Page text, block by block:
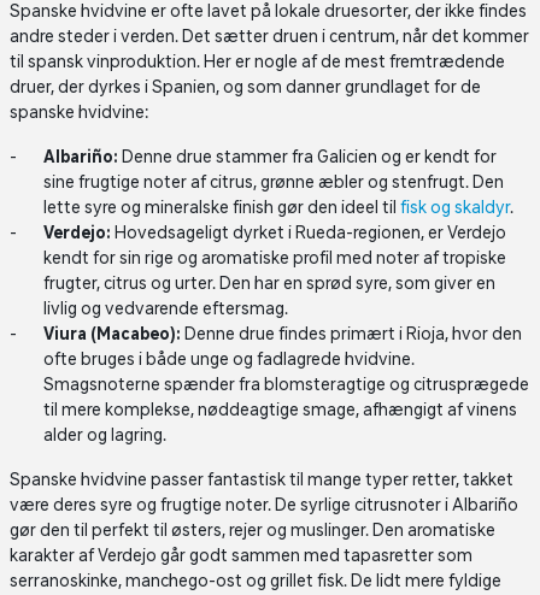
Spanske hvidvine er ofte lavet på lokale druesorter, der ikke findes
andre steder i verden. Det sætter druen i centrum, når det kommer
til spansk vinproduktion. Her er nogle af de mest fremtrædende
druer, der dyrkes i Spanien, og som danner grundlaget for de
spanske hvidvine:
Albariño: Denne drue stammer fra Galicien og er kendt for
sine frugtige noter af citrus, grønne æbler og stenfrugt. Den
lette syre og mineralske finish gør den ideel til fisk og skaldyr.
Verdejo: Hovedsageligt dyrket i Rueda-regionen, er Verdejo
kendt for sin rige og aromatiske profil med noter af tropiske
frugter, citrus og urter. Den har en sprød syre, som giver en
livlig og vedvarende eftersmag.
Viura (Macabeo): Denne drue findes primært i Rioja, hvor den
ofte bruges i både unge og fadlagrede hvidvine.
Smagsnoterne spænder fra blomsteragtige og citrusprægede
til mere komplekse, nøddeagtige smage, afhængigt af vinens
alder og lagring.
Spanske hvidvine passer fantastisk til mange typer retter, takket
være deres syre og frugtige noter. De syrlige citrusnoter i Albariño
gør den til perfekt til østers, rejer og muslinger. Den aromatiske
karakter af Verdejo går godt sammen med tapasretter som
serranoskinke, manchego-ost og grillet fisk. De lidt mere fyldige